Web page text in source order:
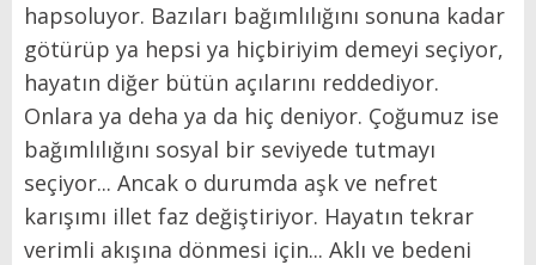
hapsoluyor. Bazıları bağımlılığını sonuna kadar
götürüp ya hepsi ya hiçbiriyim demeyi seçiyor,
hayatın diğer bütün açılarını reddediyor.
Onlara ya deha ya da hiç deniyor. Çoğumuz ise
bağımlılığını sosyal bir seviyede tutmayı
seçiyor... Ancak o durumda aşk ve nefret
karışımı illet faz değiştiriyor. Hayatın tekrar
verimli akışına dönmesi için... Aklı ve bedeni